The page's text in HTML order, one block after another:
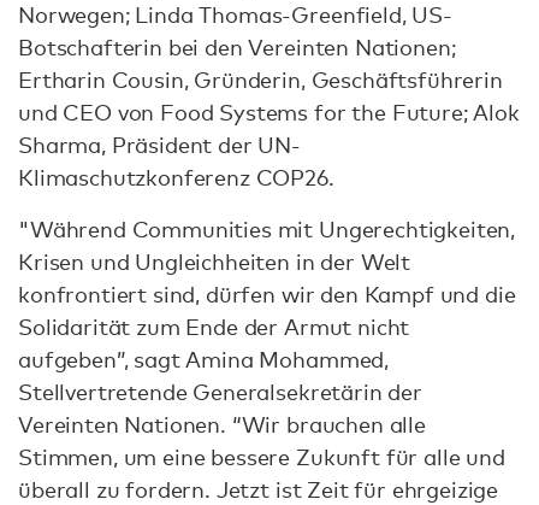
Norwegen; Linda Thomas-Greenfield, US-
Botschafterin bei den Vereinten Nationen;
Ertharin Cousin, Gründerin, Geschäftsführerin
und CEO von Food Systems for the Future; Alok
Sharma, Präsident der UN-
Klimaschutzkonferenz COP26.
"Während Communities mit Ungerechtigkeiten,
Krisen und Ungleichheiten in der Welt
konfrontiert sind, dürfen wir den Kampf und die
Solidarität zum Ende der Armut nicht
aufgeben”, sagt Amina Mohammed,
Stellvertretende Generalsekretärin der
Vereinten Nationen. “Wir brauchen alle
Stimmen, um eine bessere Zukunft für alle und
überall zu fordern. Jetzt ist Zeit für ehrgeizige